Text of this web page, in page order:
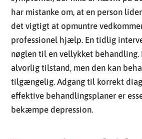
alvorlig tilstand, men den kan
tilgængelig. Adgang til korrekt
effektive behandlingsplaner er
bekæmpe depression.
Depressions
hverdagslivet